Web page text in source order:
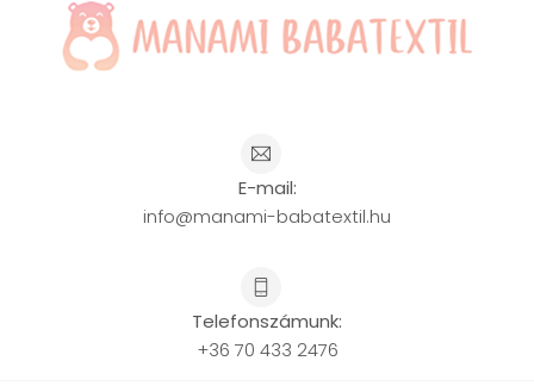
E-mail:
info@manami-babatextil.hu
Telefonszámunk:
+36 70 433 2476